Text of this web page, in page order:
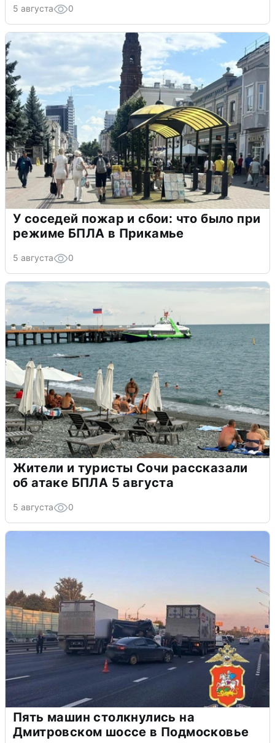
5 августа 0
У соседей пожар и сбои: что было при
режиме БПЛА в Прикамье
5 августа 0
Жители и туристы Сочи рассказали
об атаке БПЛА 5 августа
5 августа 0
Пять машин столкнулись на
Дмитровском шоссе в Подмосковье